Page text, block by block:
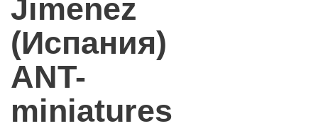
Jimenez
(Испания)
ANT-
miniatures